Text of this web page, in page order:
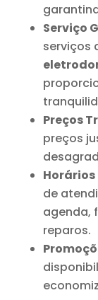
Serviço
serviços
Preços
preços
Horários
de
agenda,
reparos.